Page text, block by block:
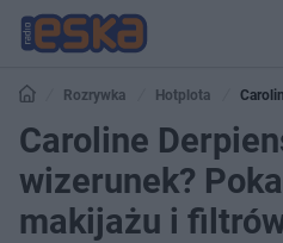
Rozrywka Hotplota
Pokazała się bez makijażu i filtrów!
Caroline
wizerunek?
makijażu i